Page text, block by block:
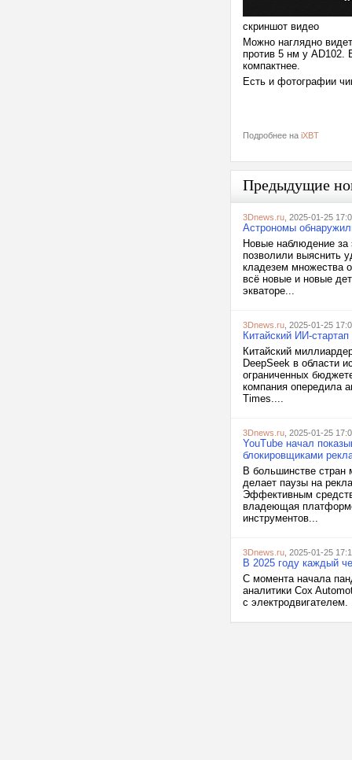
скриншот видео
Можно наглядно
против 5 нм у AD102.
компактнее.
Есть и фотографии
Подробнее на iXBT
Предыдущие
3Dnews.ru , 2025-01-25
Астрономы
Новые наблюдение за
позволили выяснить
кладезем множества
всё новые и новые
экваторе...
3Dnews.ru , 2025-01-25
Китайский ИИ-
Китайский
DeepSeek в области
ограниченных
компания опередила
Times....
3Dnews.ru , 2025-01-25
YouTube начал
блокировщиками
В большинстве стран
делает паузы на
Эффективным
владеющая
инструментов...
3Dnews.ru , 2025-01-25
В 2025 году каждый
С момента начала
аналитики Cox
с